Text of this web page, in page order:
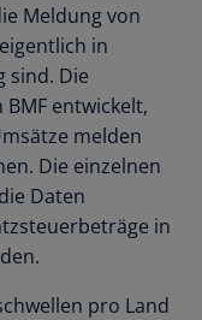
Meldung von
in
sind. Die
entwickelt,
melden
Die einzelnen
Daten
in
pro Land